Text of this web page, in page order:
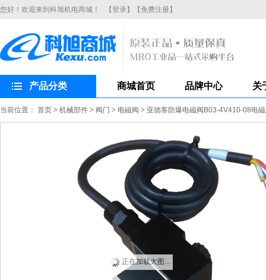
您好！欢迎来到科旭机电商城！ 【登录】 【免费注册】
产品分类 商城首页 品牌中心 关
当前位置： 首页 > 机械部件 > 阀门 > 电磁阀 > 亚德客防爆电磁阀B03-4V410-08电
正在加载大图...